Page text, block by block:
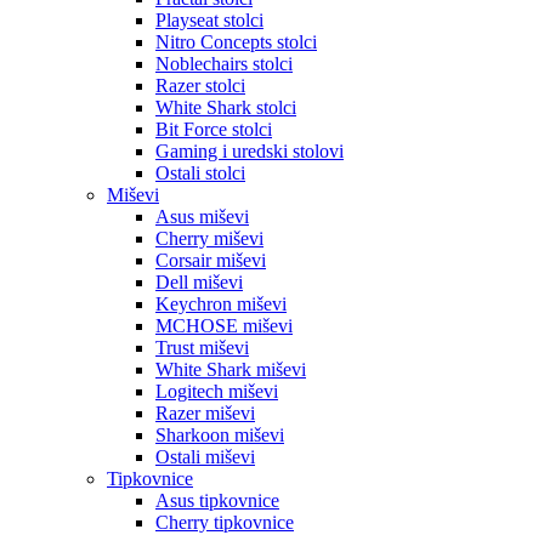
Playseat stolci
Nitro Concepts stolci
Noblechairs stolci
Razer stolci
White Shark stolci
Bit Force stolci
Gaming i uredski stolovi
Ostali stolci
Miševi
Asus miševi
Cherry miševi
Corsair miševi
Dell miševi
Keychron miševi
MCHOSE miševi
Trust miševi
White Shark miševi
Logitech miševi
Razer miševi
Sharkoon miševi
Ostali miševi
Tipkovnice
Asus tipkovnice
Cherry tipkovnice